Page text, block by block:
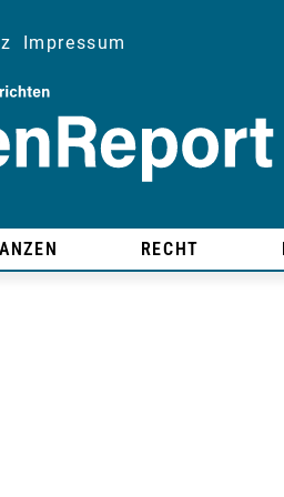
Impressum
RECHT